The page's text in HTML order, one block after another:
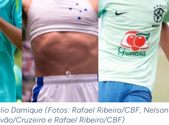
Damique (Fotos: Rafael Ribeiro/CBF, Nelson
Cruzeiro e Rafael Ribeiro/CBF)